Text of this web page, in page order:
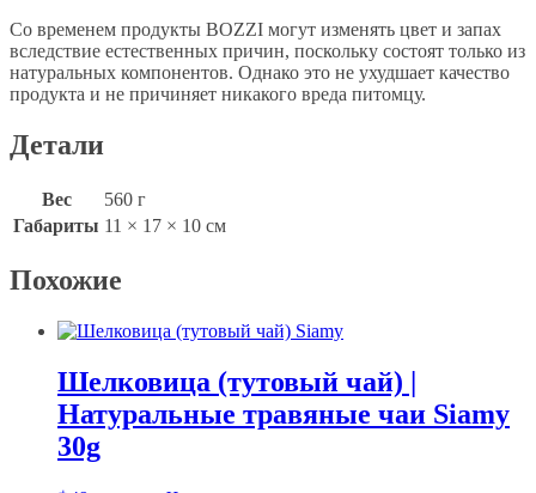
Со временем продукты BOZZI могут изменять цвет и запах
вследствие естественных причин, поскольку состоят только из
натуральных компонентов. Однако это не ухудшает качество
продукта и не причиняет никакого вреда питомцу.
Детали
Вес
560 г
Габариты 11 × 17 × 10 см
Похожие
Шелковица (тутовый чай) |
Натуральные травяные чаи Siamy
30g